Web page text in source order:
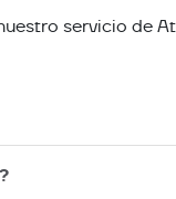
servicio de